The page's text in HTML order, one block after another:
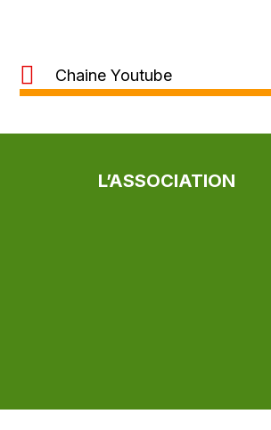
Chaine Youtube
L’ASSOCIATION